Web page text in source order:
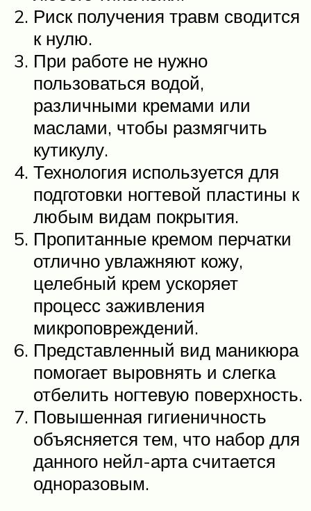
Риск получения травм сводится
к нулю.
При работе не нужно
пользоваться водой,
различными кремами или
маслами, чтобы размягчить
кутикулу.
Технология используется для
подготовки ногтевой пластины к
любым видам покрытия.
Пропитанные кремом перчатки
отлично увлажняют кожу,
целебный крем ускоряет
процесс заживления
микроповреждений.
Представленный вид маникюра
помогает выровнять и слегка
отбелить ногтевую поверхность.
Повышенная гигиеничность
объясняется тем, что набор для
данного нейл-арта считается
одноразовым.